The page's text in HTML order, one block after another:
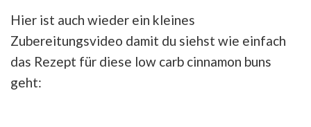
Hier ist auch wieder ein kleines
Zubereitungsvideo damit du siehst wie einfach
das Rezept für diese low carb cinnamon buns
geht: